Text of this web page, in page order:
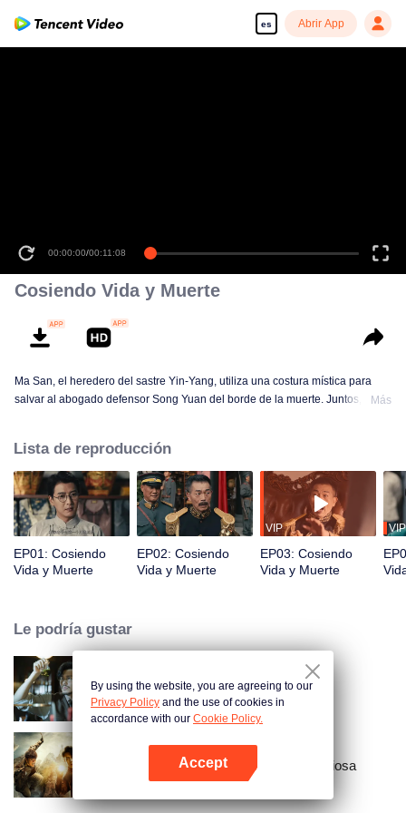
es Abrir App
00:00:00/00:11:08
Cosiendo Vida y Muerte
Ma San, el heredero del sastre Yin-Yang, utiliza una costura mística para
salvar al abogado defensor Song Yuan del borde de la muerte. Juntos,
Más
Lista de reproducción
EP01: Cosiendo
Vida y Muerte
EP02: Cosiendo
Vida y Muerte
VIP
EP03: Cosiendo
Vida y Muerte
VIP
Le podría gustar
El Detective L
Vela en la Tumba: Ciudad Misteriosa
By using the website, you are agreeing to our
Privacy Policy and the use of cookies in
accordance with our Cookie Policy.
Accept